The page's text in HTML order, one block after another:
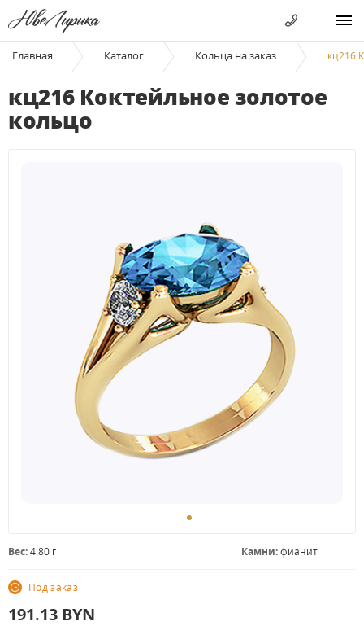
Главная Каталог Кольца на заказ кц216
кц216 Коктейльное золотое
кольцо
Вес:4.80 г Камни:фианит
Под заказ
191.13 BYN